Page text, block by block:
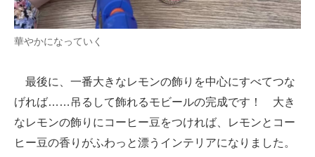
華やかになっていく
最後に、一番大きなレモンの飾りを中心にすべてつな
げれば……吊るして飾れるモビールの完成です！ 大き
なレモンの飾りにコーヒー豆をつければ、レモンとコー
ヒー豆の香りがふわっと漂うインテリアになりました。